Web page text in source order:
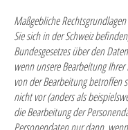
Maßgebliche
Sie sich in der Schweiz
Bundesgesetzes über den
wenn unsere Bearbeitung
von der Bearbeitung betroffen
nicht vor (anders als
die Bearbeitung der